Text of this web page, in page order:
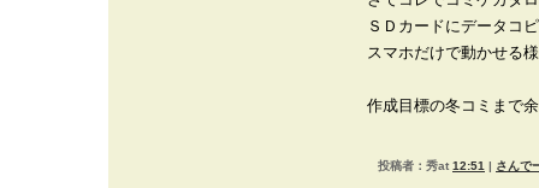
ＳＤカードにデータコ
スマホだけで動かせる
作成目標の冬コミまで
投稿者：秀at 12:51 | さんで